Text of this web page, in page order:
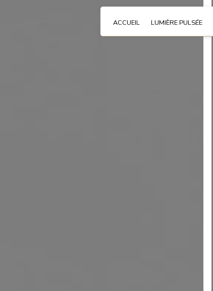
ACCUEIL LUMIÈRE PULSÉE
Panneau de gestion des cookies